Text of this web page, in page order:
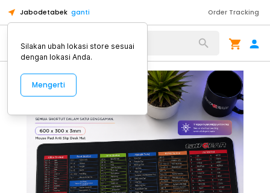
Jabodetabek ganti Order Tracking
Alat Kopi
Silakan ubah lokasi store sesuai
dengan lokasi Anda.
Mengerti